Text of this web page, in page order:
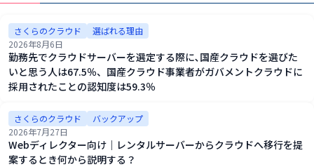
さくらのクラウド
選ばれる理由
2026年8月6日
勤務先でクラウドサーバーを選定する際に､国産クラウドを選びた
いと思う人は67.5％、国産クラウド事業者がガバメントクラウドに
採用されたことの認知度は59.3％
さくらのクラウド
バックアップ
2026年7月27日
Webディレクター向け｜レンタルサーバーからクラウドへ移行を提
案するとき何から説明する？